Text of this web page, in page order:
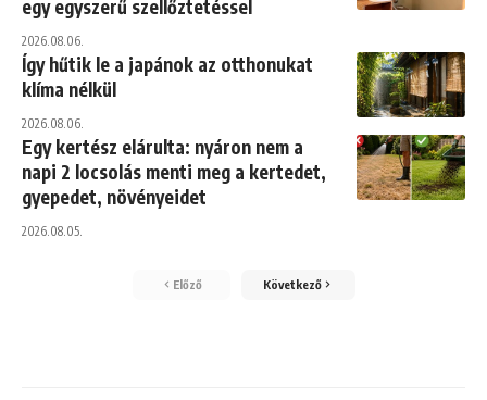
egy egyszerű szellőztetéssel
2026.08.06.
Így hűtik le a japánok az otthonukat
klíma nélkül
2026.08.06.
Egy kertész elárulta: nyáron nem a
napi 2 locsolás menti meg a kertedet,
gyepedet, növényeidet
2026.08.05.
Előző Következő